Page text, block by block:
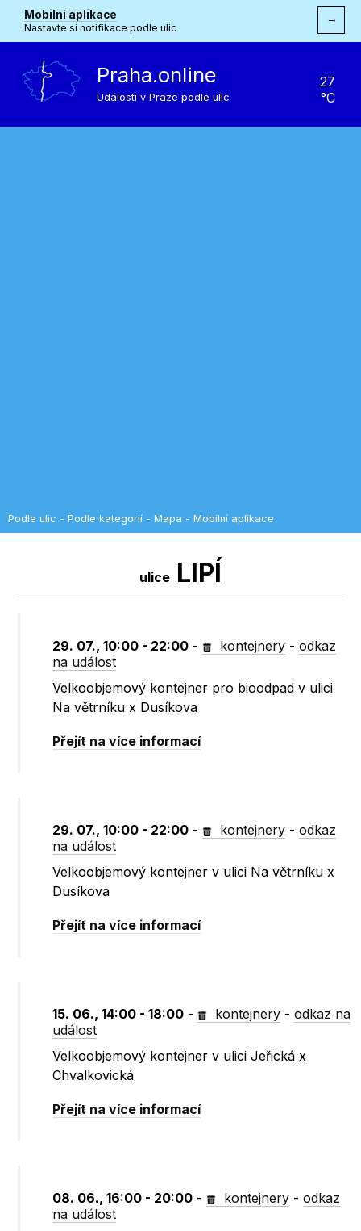
Mobilní aplikace
Nastavte si notifikace podle ulic
→
Praha.online
Události v Praze podle ulic
27
°C
Podle ulic - Podle kategorií - Mapa - Mobilní aplikace
ulice LIPÍ
29. 07., 10:00 - 22:00 - kontejnery -odkaz
na událost
Velkoobjemový kontejner pro bioodpad v ulici
Na větrníku x Dusíkova
Přejít na více informací
29. 07., 10:00 - 22:00 - kontejnery -odkaz
na událost
Velkoobjemový kontejner v ulici Na větrníku x
Dusíkova
Přejít na více informací
15. 06., 14:00 - 18:00 - kontejnery -odkaz na
událost
Velkoobjemový kontejner v ulici Jeřická x
Chvalkovická
Přejít na více informací
08. 06., 16:00 - 20:00 - kontejnery -odkaz
na událost